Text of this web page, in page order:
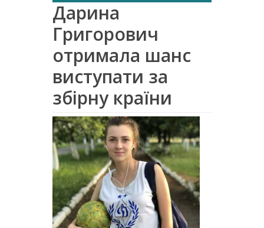
Дарина
Григорович
отримала шанс
виступати за
збірну країни